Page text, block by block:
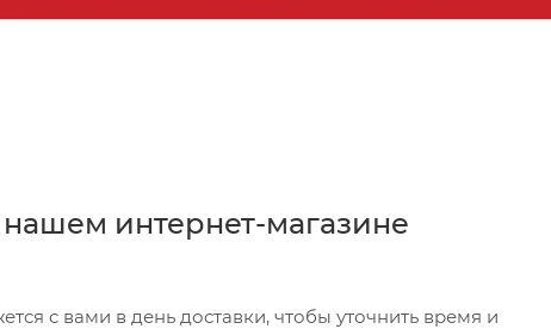
интернет-магазине
с вами в день доставки, чтобы уточнить время и